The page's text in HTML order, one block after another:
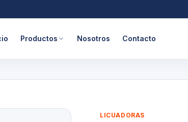
Productos Nosotros Contacto
LICUADORAS